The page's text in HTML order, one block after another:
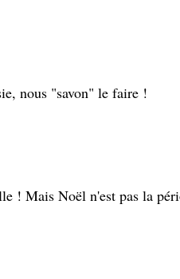
nous "savon" le faire !
! Mais Noël n'est pas la